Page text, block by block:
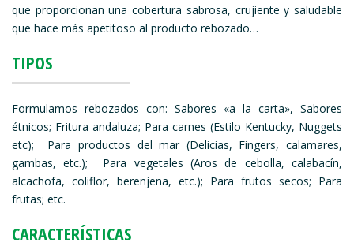
que proporcionan una cobertura sabrosa, crujiente y saludable
que hace más apetitoso al producto rebozado…
TIPOS
Formulamos rebozados con: Sabores «a la carta», Sabores
étnicos; Fritura andaluza; Para carnes (Estilo Kentucky, Nuggets
etc); Para productos del mar (Delicias, Fingers, calamares,
gambas, etc.); Para vegetales (Aros de cebolla, calabacín,
alcachofa, coliflor, berenjena, etc.); Para frutos secos; Para
frutas; etc.
CARACTERÍSTICAS